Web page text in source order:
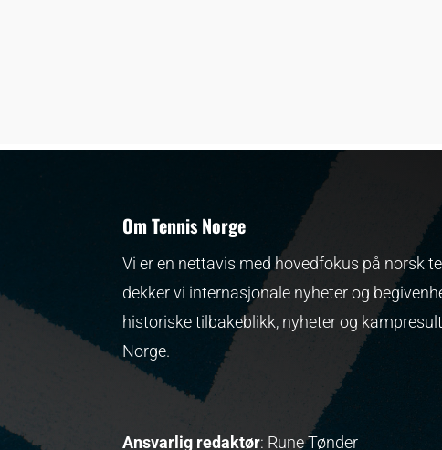
Om Tennis Norge
Vi er en nettavis med hovedfokus på norsk
dekker vi internasjonale nyheter og
historiske tilbakeblikk, nyheter og
Norge.
Ansvarlig redaktør: Rune Tønder